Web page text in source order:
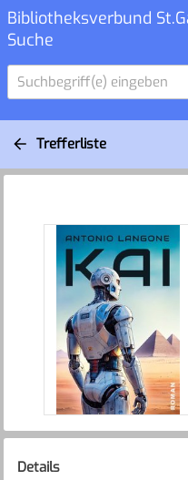
Bibliotheksverbund
Suche
Suchbegriff(e) eingeben
Trefferliste
Details